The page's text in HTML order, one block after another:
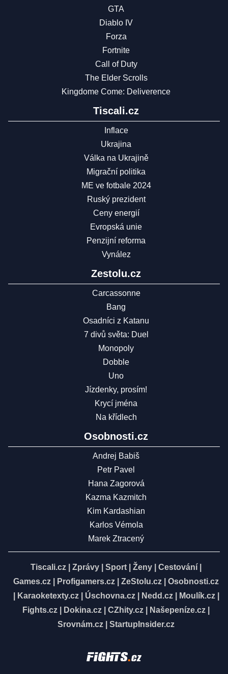
GTA
Diablo IV
Forza
Fortnite
Call of Duty
The Elder Scrolls
Kingdome Come: Deliverence
Tiscali.cz
Inflace
Ukrajina
Válka na Ukrajině
Migrační politika
ME ve fotbale 2024
Ruský prezident
Ceny energií
Evropská unie
Penzijní reforma
Vynález
Zestolu.cz
Carcassonne
Bang
Osadníci z Katanu
7 divů světa: Duel
Monopoly
Dobble
Uno
Jízdenky, prosím!
Krycí jména
Na křídlech
Osobnosti.cz
Andrej Babiš
Petr Pavel
Hana Zagorová
Kazma Kazmitch
Kim Kardashian
Karlos Vémola
Marek Ztracený
Tiscali.cz Zprávy Sport Ženy Cestování
Games.cz
Profigamers.cz ZeStolu.cz
Osobnosti.cz
Karaoketexty.cz| Úschovna.cz| Nedd.cz| Moulík.cz|
Fights.cz
Dokina.cz CZhity.cz Našepeníze.cz
Srovnám.cz
StartupInsider.cz